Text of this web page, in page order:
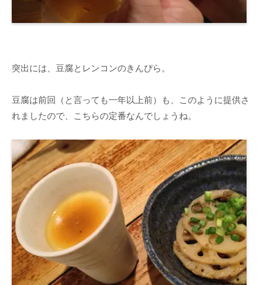
突出には、豆腐とレンコンのきんぴら。
豆腐は前回（と言っても一年以上前）も、このように提供さ
れましたので、こちらの定番なんでしょうね。